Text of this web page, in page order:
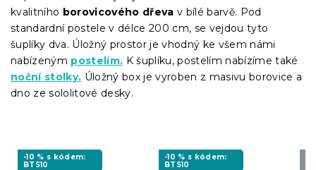
kvalitního borovicového dřevav bílé barvě. Pod
standardní postele v délce 200 cm, se vejdou tyto
šuplíky dva. Úložný prostor je vhodný ke všem námi
nabízeným postelím. K šuplíku, postelím nabízíme také
noční stolky. Úložný box je vyroben z masivu borovice a
dno ze sololitové desky.
-10 % s kódem:
BTS10
-10 % s kódem:
BTS10